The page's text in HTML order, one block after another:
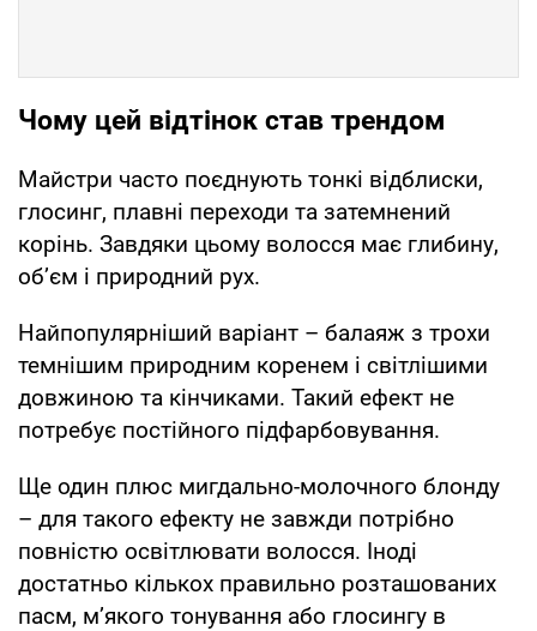
Чому цей відтінок став трендом
Майстри часто поєднують тонкі відблиски,
глосинг, плавні переходи та затемнений
корінь. Завдяки цьому волосся має глибину,
об’єм і природний рух.
Найпопулярніший варіант – балаяж з трохи
темнішим природним коренем і світлішими
довжиною та кінчиками. Такий ефект не
потребує постійного підфарбовування.
Ще один плюс мигдально-молочного блонду
– для такого ефекту не завжди потрібно
повністю освітлювати волосся. Іноді
достатньо кількох правильно розташованих
пасм, м’якого тонування або глосингу в